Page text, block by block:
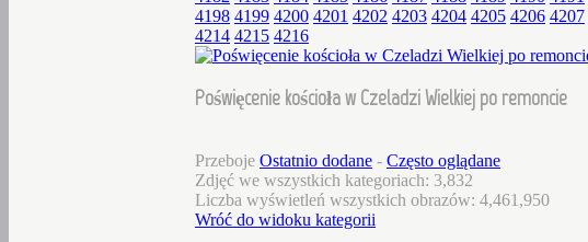
4198 4199 4200 4201 4202 4203 4204 4205 4206 4207
4214 4215 4216
Poświęcenie kościoła w Czeladzi Wielkiej po remoncie
Przeboje Ostatnio dodane - Często oglądane
Zdjęć we wszystkich kategoriach: 3,832
Liczba wyświetleń wszystkich obrazów: 4,461,950
Wróć do widoku kategorii